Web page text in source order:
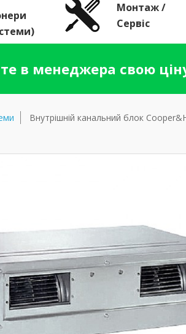
Монтаж /
Сервiс
в менеджера свою
Внутрішній канальний блок